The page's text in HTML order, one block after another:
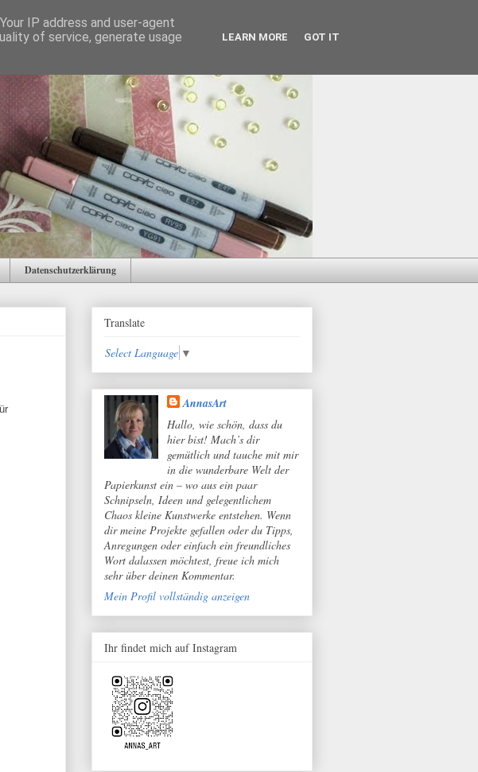
Datenschutzerklärung
Translate
Select Language ▼
AnnasArt
Hallo, wie schön, dass du
hier bist! Mach’s dir
gemütlich und tauche mit mir
in die wunderbare Welt der
Papierkunst ein – wo aus ein paar
Schnipseln, Ideen und gelegentlichem
Chaos kleine Kunstwerke entstehen. Wenn
dir meine Projekte gefallen oder du Tipps,
Anregungen oder einfach ein freundliches
Wort dalassen möchtest, freue ich mich
sehr über deinen Kommentar.
Mein Profil vollständig anzeigen
Ihr findet mich auf Instagram
IP address and user-agent
of service, generate usage
LEARN MORE GOT IT